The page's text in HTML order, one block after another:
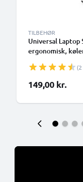
TILBEHØR
Universal
ergonomisk,
køler og holder
149,00 kr.